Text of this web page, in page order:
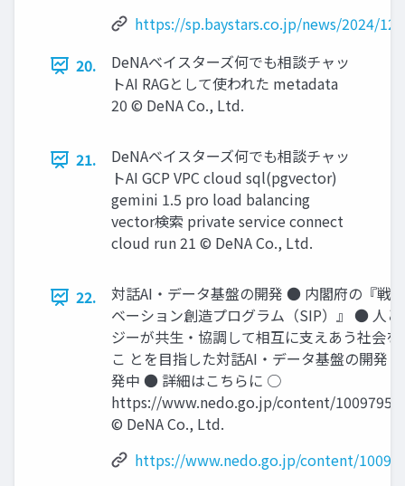
https://sp.baystars.co.jp/news/2024/
20.
DeNAベイスターズ何でも相談チャッ
トAI RAGとして使われた metadata
20 © DeNA Co., Ltd.
21.
DeNAベイスターズ何でも相談チャッ
トAI GCP VPC cloud sql(pgvector)
gemini 1.5 pro load balancing
vector検索 private service connect
cloud run 21 © DeNA Co., Ltd.
22.
対話AI‧データ基盤の開発 ● 内閣府の『戦
ベーション創造プログラム（SIP）』 ● ⼈と
ジーが共⽣‧協調して相互に⽀えあう社会を
こ とを⽬指した対話AI‧データ基盤の開発
発中 ● 詳細はこちらに ○
https://www.nedo.go.jp/content/
© DeNA Co., Ltd.
https://www.nedo.go.jp/content/